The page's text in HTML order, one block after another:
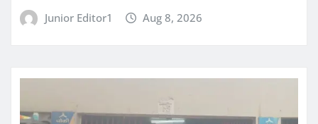
Junior Editor1 Aug 8, 2026